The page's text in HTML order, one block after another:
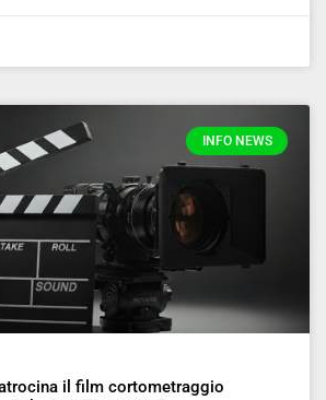
INFO NEWS
il film cortometraggio